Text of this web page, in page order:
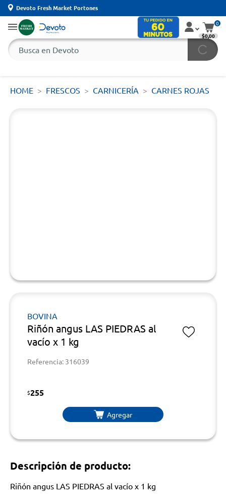
Devoto Fresh Market Portones
0
$0,00
HOME FRESCOS CARNICERÍA CARNES ROJAS
BOVINA
Riñón angus LAS PIEDRAS al
vacío x 1 kg
Referencia: 316039
$255
Agregar
Descripción de producto:
Riñón angus LAS PIEDRAS al vacío x 1 kg